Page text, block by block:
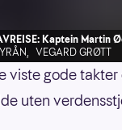
Kaptein Martin
, VEGARD GRØTT
viste gode
uten